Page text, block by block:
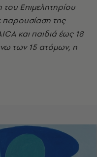
Επιμελητηρίου
παρουσίαση της
και παιδιά έως 18
των 15 ατόμων, η